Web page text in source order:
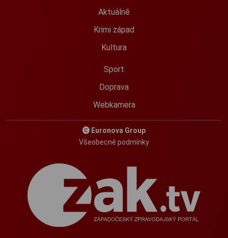
Aktuálně
Krimi západ
Kultura
Sport
Doprava
Webkamera
Euronova Group
Všeobecné podmínky